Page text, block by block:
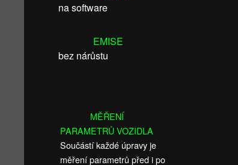
na software
EMISE
bez nárůstu
MĚŘENÍ
PARAMETRŮ VOZIDLA
Součástí každé úpravy je
měření parametrů před i po